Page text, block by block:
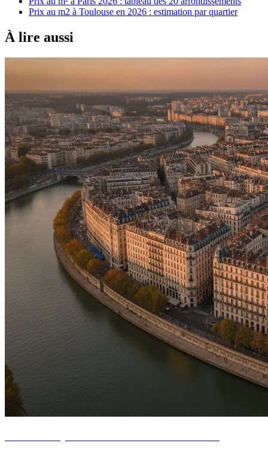
Prix au m2 à Toulouse en 2026 : estimation par quartier
À lire aussi